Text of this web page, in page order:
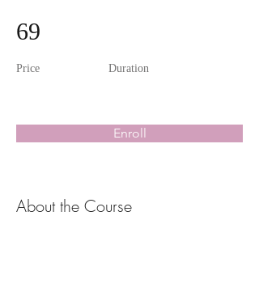
69
Price Duration
Enroll
About the Course